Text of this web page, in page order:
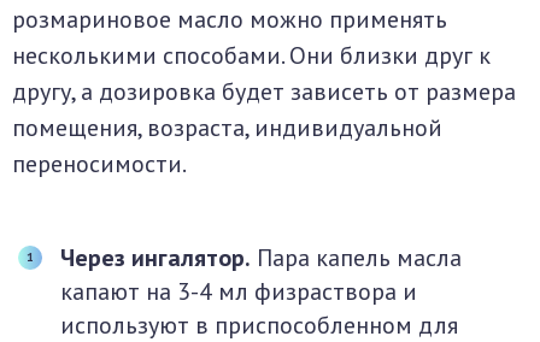
розмариновое масло можно применять
несколькими способами. Они близки друг к
другу, а дозировка будет зависеть от размера
помещения, возраста, индивидуальной
переносимости.
Через ингалятор. Пара капель масла
капают на 3-4 мл физраствора и
используют в приспособленном для